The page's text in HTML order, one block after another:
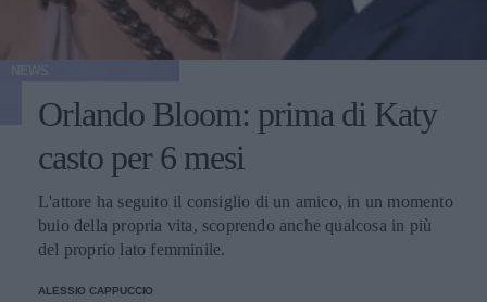
Orlando Bloom: prima di Katy
casto per 6 mesi
L'attore ha seguito il consiglio di un amico, in un momento
buio della propria vita, scoprendo anche qualcosa in più
del proprio lato femminile.
ALESSIO CAPPUCCIO